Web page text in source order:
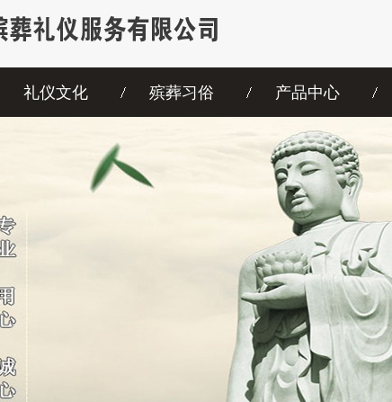
礼仪文化 殡葬习俗 产品中心